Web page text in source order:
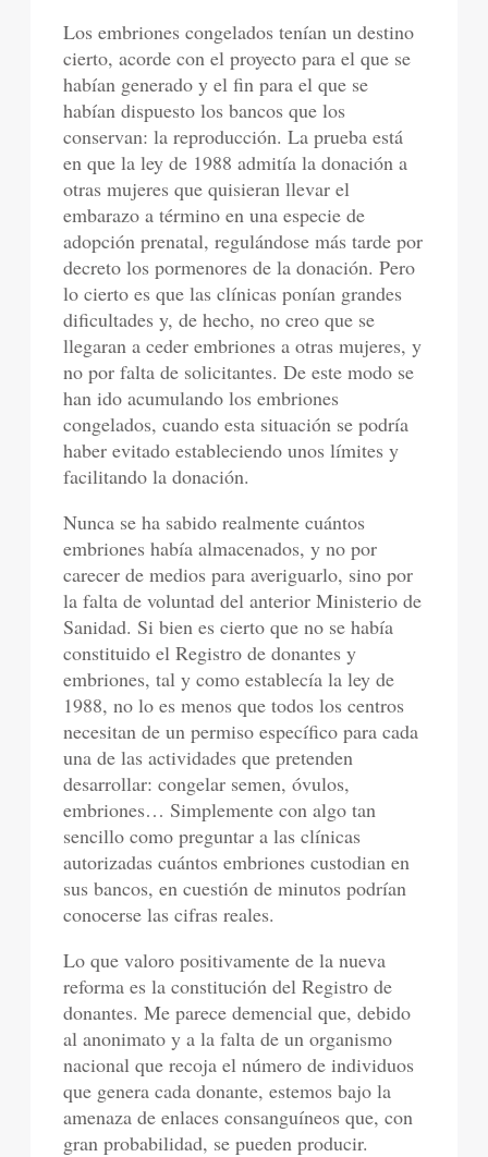
Los embriones congelados tenían un destino
cierto, acorde con el proyecto para el que se
habían generado y el fin para el que se
habían dispuesto los bancos que los
conservan: la reproducción. La prueba está
en que la ley de 1988 admitía la donación a
otras mujeres que quisieran llevar el
embarazo a término en una especie de
adopción prenatal, regulándose más tarde por
decreto los pormenores de la donación. Pero
lo cierto es que las clínicas ponían grandes
dificultades y, de hecho, no creo que se
llegaran a ceder embriones a otras mujeres, y
no por falta de solicitantes. De este modo se
han ido acumulando los embriones
congelados, cuando esta situación se podría
haber evitado estableciendo unos límites y
facilitando la donación.
Nunca se ha sabido realmente cuántos
embriones había almacenados, y no por
carecer de medios para averiguarlo, sino por
la falta de voluntad del anterior Ministerio de
Sanidad. Si bien es cierto que no se había
constituido el Registro de donantes y
embriones, tal y como establecía la ley de
1988, no lo es menos que todos los centros
necesitan de un permiso específico para cada
una de las actividades que pretenden
desarrollar: congelar semen, óvulos,
embriones… Simplemente con algo tan
sencillo como preguntar a las clínicas
autorizadas cuántos embriones custodian en
sus bancos, en cuestión de minutos podrían
conocerse las cifras reales.
Lo que valoro positivamente de la nueva
reforma es la constitución del Registro de
donantes. Me parece demencial que, debido
al anonimato y a la falta de un organismo
nacional que recoja el número de individuos
que genera cada donante, estemos bajo la
amenaza de enlaces consanguíneos que, con
gran probabilidad, se pueden producir.